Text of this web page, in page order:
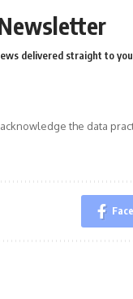
delivered straight to
the data